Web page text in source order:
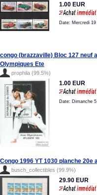
1.00 EUR
Date: Mercredi
congo (brazzaville) Bloc 127 neuf
Olympiques Ete
prophila (99.5%)
1.00 EUR
Date: Dimanche
Congo 1996 YT 1030 planche
busch_collectibles (99.9%)
29.90 EUR